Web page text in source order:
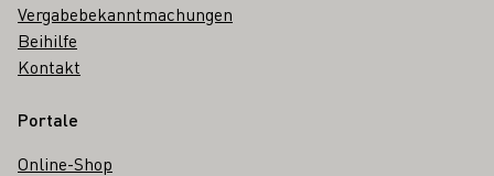
Vergabebekanntmachungen
Beihilfe
Kontakt
Portale
Online-Shop